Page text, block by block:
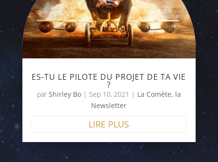
ES-TU LE PILOTE DU PROJET DE TA VIE
?
par Shirley Bo| Sep 10, 2021 | La Comète, la
Newsletter
LIRE PLUS